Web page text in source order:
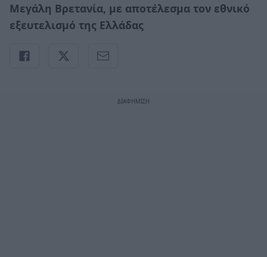
Μεγάλη Βρετανία, με αποτέλεσμα τον εθνικό
εξευτελισμό της Ελλάδας